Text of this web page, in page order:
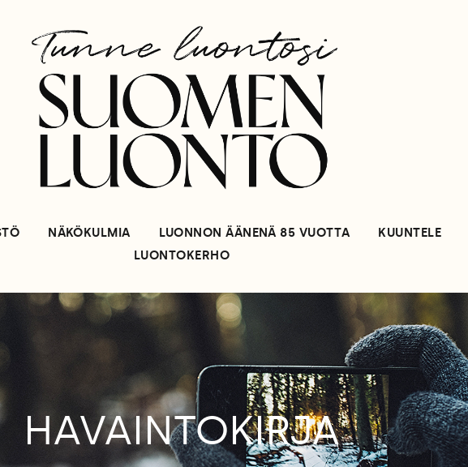
NÄKÖKULMIA LUONNON ÄÄNENÄ 85 VUOTTA KUUNTELE
LUONTOKERHO
HAVAINTOKIRJA